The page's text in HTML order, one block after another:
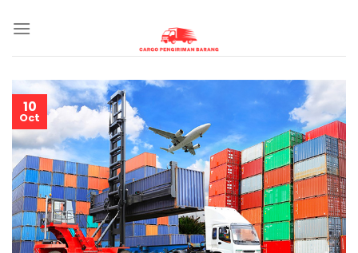
10
Oct